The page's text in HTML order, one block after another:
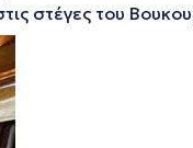
στέγες του